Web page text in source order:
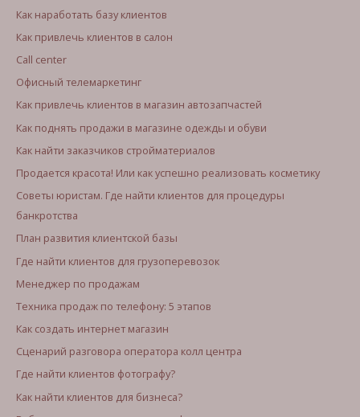
Как наработать базу клиентов
Как привлечь клиентов в салон
Call center
Офисный телемаркетинг
Как привлечь клиентов в магазин автозапчастей
Как поднять продажи в магазине одежды и обуви
Как найти заказчиков стройматериалов
Продается красота! Или как успешно реализовать косметику
Советы юристам. Где найти клиентов для процедуры
банкротства
План развития клиентской базы
Где найти клиентов для грузоперевозок
Менеджер по продажам
Техника продаж по телефону: 5 этапов
Как создать интернет магазин
Сценарий разговора оператора колл центра
Где найти клиентов фотографу?
Как найти клиентов для бизнеса?